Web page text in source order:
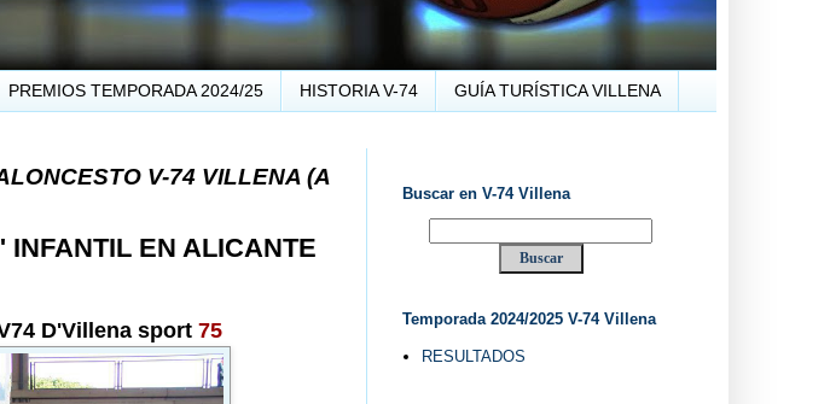
PREMIOS TEMPORADA 2024/25 HISTORIA V-74 GUÍA TURÍSTICA VILLENA
V-74 VILLENA (ALICANTE) ... V-74 VILLENA DESDE 1.974 ... EL "UVE" ...
EN ALICANTE
D'Villena sport 75
Buscar en V-74 Villena
Temporada 2024/2025 V-74 Villena
RESULTADOS